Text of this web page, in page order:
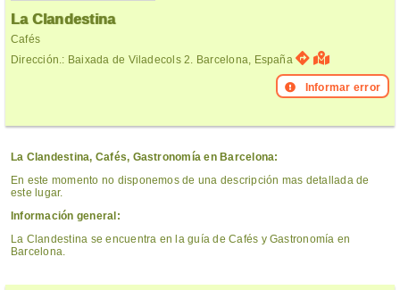
La Clandestina
Cafés
Dirección.: Baixada de Viladecols 2. Barcelona, España
Informar error
La Clandestina, Cafés, Gastronomía en Barcelona:
En este momento no disponemos de una descripción mas detallada de
este lugar.
Información general:
La Clandestina se encuentra en la guía de Cafés y Gastronomía en
Barcelona.